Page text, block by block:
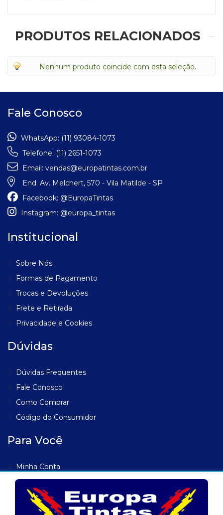
PRODUTOS RELACIONADOS
Nenhum produto coincide com esta seleção.
Fale Conosco
WhatsApp: (11) 93084-1073
Telefone: (11) 2651-1073
Email: vendas@europatintas.com.br
End: Av. Melchert, 570 - Vila Matilde - SP
Facebook: @EuropaTintas
Instagram: @europa_tintas
Institucional
Sobre Nós
Formas de Pagamento
Trocas e Devoluções
Frete e Retirada
Privacidade e Cookies
Dúvidas
Dúvidas Frequentes
Fale Conosco
Como Comprar
Código do Consumidor
Para Você
Minha Conta
Meus Endereços
Meus Pedidos
Lista de Desejos